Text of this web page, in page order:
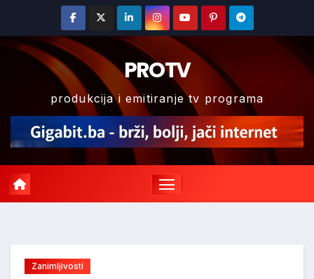
content
PROTV
produkcija i emitiranje tv programa
Zanimljivosti